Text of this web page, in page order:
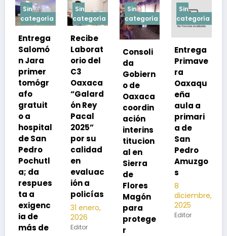
Sin
categoría
Recibe
Laborat
orio del
C3
Oaxaca
“Galard
ón Rey
Pacal
2025”
por su
calidad
en
evaluac
ión a
policías
31 enero,
2026
Editor
Sin
categoría
Consoli
da
Gobiern
o de
Oaxaca
coordin
ación
interins
titucion
al en
Sierra
de
Flores
Magón
para
protege
r
Sin
categoría
Entrega
Primave
ra
Oaxaqu
eña
aula a
primari
a de
San
Pedro
Amuzgo
s
8
diciembre,
2025
Editor
Sin
categoría
Exhorta
SSO a
vacuna
rse de
neumoc
oco
para
preveni
r la
neumon
ía
2025
Editor